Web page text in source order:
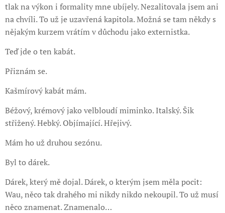
tlak na výkon i formality mne ubíjely. Nezalitovala jsem ani
na chvíli. To už je uzavřená kapitola. Možná se tam někdy s
nějakým kurzem vrátím v důchodu jako externistka.
Teď jde o ten kabát.
Přiznám se.
Kašmírový kabát mám.
Béžový, krémový jako velbloudí miminko. Italský. Šik
střižený. Hebký. Objímající. Hřejivý.
Mám ho už druhou sezónu.
Byl to dárek.
Dárek, který mě dojal. Dárek, o kterým jsem měla pocit:
Wau, něco tak drahého mi nikdy nikdo nekoupil. To už musí
něco znamenat. Znamenalo…